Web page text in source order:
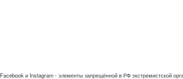
Facebook и Instagram - элементы запрещённой в РФ экстремистской